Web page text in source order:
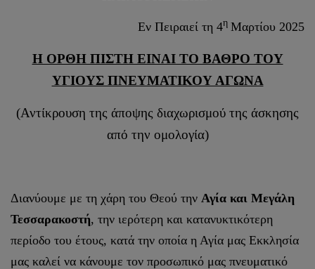
Εν Πειραιεί τη 4η Μαρτίου 2025
Η ΟΡΘΗ ΠΙΣΤΗ ΕΙΝΑΙ ΤΟ ΒΑΘΡΟ ΤΟΥ
ΥΓΙΟΥΣ ΠΝΕΥΜΑΤΙΚΟΥ ΑΓΩΝΑ
(Αντίκρουση της άποψης διαχωρισμού της άσκησης
από την ομολογία)
Διανύουμε με τη χάρη του Θεού την Αγία και Μεγάλη
Τεσσαρακοστή, την ιερότερη και κατανυκτικότερη
περίοδο του έτους, κατά την οποία η Αγία μας Εκκλησία
μας καλεί να κάνουμε τον προσωπικό μας πνευματικό